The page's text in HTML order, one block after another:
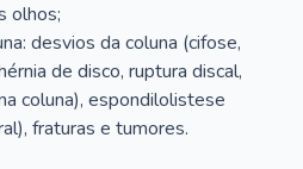
olhos;
desvios da coluna (cifose,
de disco, ruptura discal,
coluna), espondilolistese
fraturas e tumores.